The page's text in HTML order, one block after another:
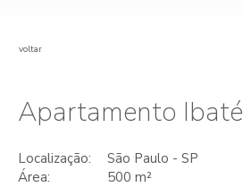
voltar
Apartamento Ibaté
Localização:
Área:
São Paulo - SP
500 m²